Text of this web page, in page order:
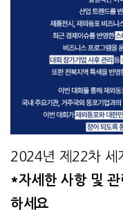
2024년 제22차 세
*자세한 사항 및
하세요